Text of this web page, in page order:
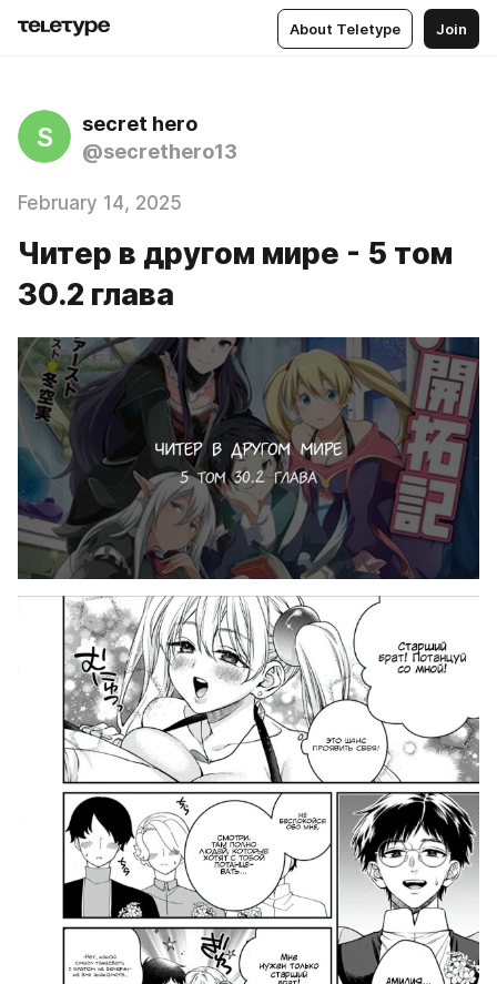
About Teletype Join
S
secret hero
@secrethero13
February 14, 2025
Читер в другом мире - 5 том
30.2 глава